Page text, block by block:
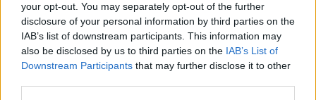
your opt-out. You may separately opt-out of the further
disclosure of your personal information by third parties on the
IAB’s list of downstream participants. This information may
also be disclosed by us to third parties on the IAB’s List of
Downstream Participants that may further disclose it to other
L
E D
Taxa metabólica __, cálculo de gasto calórico:
B
A S A
L
Iniciais da viúva de John Lennon: